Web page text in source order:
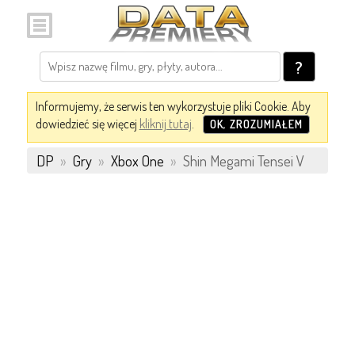
?
Informujemy, że serwis ten wykorzystuje pliki Cookie. Aby
dowiedzieć się więcej kliknij tutaj. OK, ZROZUMIAŁEM
DP » Gry » Xbox One » Shin Megami Tensei V